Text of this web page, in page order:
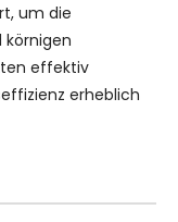
um die
effektiv
erheblich